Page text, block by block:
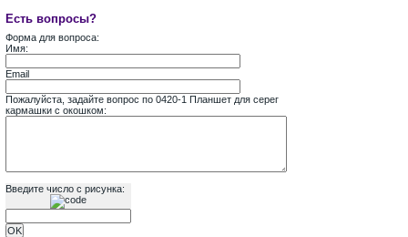
Есть вопросы?
Форма для вопроса:
Имя:
Email
Пожалуйста, задайте вопрос по 0420-1 Планшет для серег
кармашки с окошком:
Введите число с рисунка: